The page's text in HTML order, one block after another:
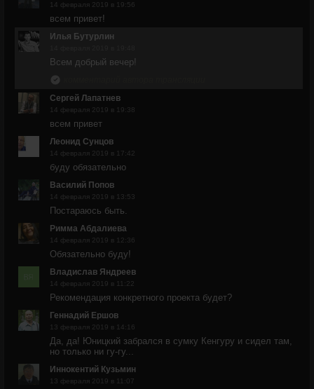
14 февраля 2019 в 19:56
всем привет!
Илья Бутурлин
Всем добрый вечер!
Сергей Лапатнев
14 февраля 2019 в 19:38
всем привет
Леонид Сунцов
14 февраля 2019 в 17:42
буду обязательно
Василий Попов
14 февраля 2019 в 13:53
Постараюсь быть.
Римма Абдалиева
14 февраля 2019 в 12:36
Обязательно буду!
Владислав Яндреев
14 февраля 2019 в 11:22
Рекомендация конкретного проекта будет?
Геннадий Ершов
13 февраля 2019 в 14:16
Да, да! Юницкий забрался в сумку Кенгуру и сидел там,
но только ни гу-гу...
Иннокентий Кузьмин
13 февраля 2019 в 11:07